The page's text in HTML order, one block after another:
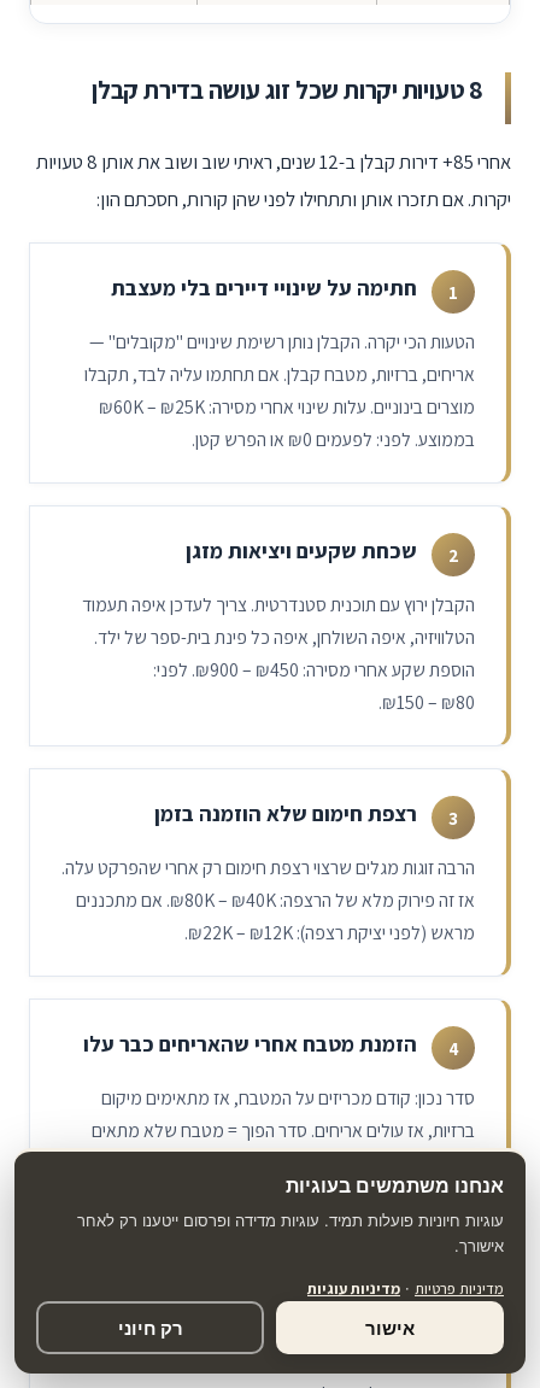
8 טעויות יקרות שכל זוג עושה בדירת קבלן
אחרי 85+ דירות קבלן ב-12 שנים, ראיתי שוב ושוב את אותן 8 טעויות
יקרות. אם תזכרו אותן ותתחילו לפני שהן קורות, חסכתם הון:
1 חתימה על שינויי דיירים בלי מעצבת
הטעות הכי יקרה. הקבלן נותן רשימת שינויים "מקובלים" —
אריחים, ברזיות, מטבח קבלן. אם תחתמו עליה לבד, תקבלו
מוצרים בינוניים. עלות שינוי אחרי מסירה:₪60K – ₪25K
בממוצע. לפני: לפעמים ₪0 או הפרש קטן.
2 שכחת שקעים ויציאות מזגן
הקבלן ירוץ עם תוכנית סטנדרטית. צריך לעדכן איפה תעמוד
הטלוויזיה, איפה השולחן, איפה כל פינת בית-ספר של ילד.
הוספת שקע אחרי מסירה: ₪900 – ₪450. לפני:
₪150 – ₪80
.
3 רצפת חימום שלא הוזמנה בזמן
הרבה זוגות מגלים שרצוי רצפת חימום רק אחרי שהפרקט עלה.
אז זה פירוק מלא של הרצפה:₪80K – ₪40K. אם מתכננים
מראש (לפני יציקת רצפה):₪22K – ₪12K
.
4 הזמנת מטבח אחרי שהאריחים כבר עלו
סדר נכון: קודם מכריזים על המטבח, אז מתאימים מיקום
ברזיות, אז עולים אריחים. סדר הפוך = מטבח שלא מתאים
חלק מהבניינים לא מאפשרים רעש אחרי 17:00 או בשבת/חג.
אם הקבלן רגיל לעבוד שעות אחרות — תהיו אתם בעיה מול
אנחנו משתמשים בעוגיות
עוגיות חיוניות פועלות תמיד. עוגיות מדידה ופרסום ייטענו רק לאחר
אישורך.
מדיניות פרטיות · מדיניות עוגיות
אישור רק חיוני